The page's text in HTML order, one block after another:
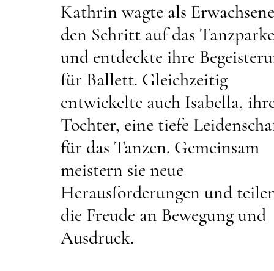
Kathrin wagte als Erwachsene
den Schritt auf das
und entdeckte ihre
für Ballett. Gleichzeitig
entwickelte auch Isabella,
Tochter, eine tiefe
für das Tanzen. Gemeinsam
meistern sie neue
Herausforderungen und
die Freude an Bewegung und
Ausdruck.